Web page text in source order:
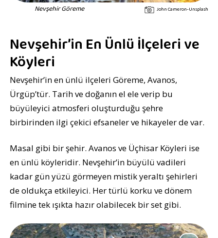
Nevşehir Göreme John Cameron-Unsplash
Nevşehir’in En Ünlü İlçeleri ve
Köyleri
Nevşehir’in en ünlü ilçeleri Göreme, Avanos,
Ürgüp’tür. Tarih ve doğanın el ele verip bu
büyüleyici atmosferi oluşturduğu şehre
birbirinden ilgi çekici efsaneler ve hikayeler de var.
Masal gibi bir şehir. Avanos ve Üçhisar Köyleri ise
en ünlü köyleridir. Nevşehir’in büyülü vadileri
kadar gün yüzü görmeyen mistik yeraltı şehirleri
de oldukça etkileyici. Her türlü korku ve dönem
filmine tek ışıkta hazır olabilecek bir set gibi.